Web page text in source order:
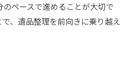
ペースで進めることが大切で
、遺品整理を前向きに乗り越え